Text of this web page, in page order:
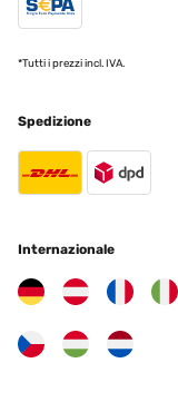
*Tutti i prezzi incl. IVA.
Spedizione
Internazionale